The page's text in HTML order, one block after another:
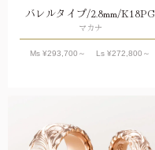
バレルタイプ/2.8mm/K18PG
マカナ
Ms ¥293,700 ～ Ls ¥272,800 ～